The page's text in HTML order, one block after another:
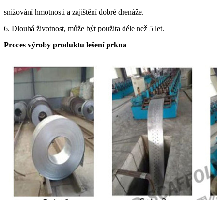
snižování hmotnosti a zajištění dobré drenáže.
6. Dlouhá životnost, může být použita déle než 5 let.
Proces výroby produktu lešení prkna